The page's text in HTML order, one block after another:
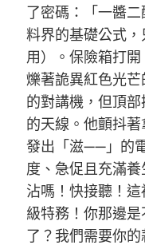
了密碼：「一醬
料界的基礎公式
用）。保險箱打
爍著詭異紅色光
的對講機，但頂
的天線。他顫抖
發出「滋——」的
度、急促且充滿
沾嗎！快接聽！
級特務！你那邊
了？我們需要你的